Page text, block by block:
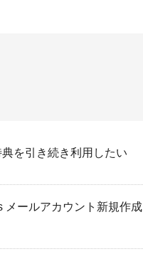
を引き続き利用したい
メールアカウント新規作成